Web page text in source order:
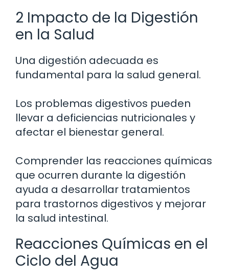
2 Impacto de la Digestión
en la Salud
Una digestión adecuada es
fundamental para la salud general.
Los problemas digestivos pueden
llevar a deficiencias nutricionales y
afectar el bienestar general.
Comprender las reacciones químicas
que ocurren durante la digestión
ayuda a desarrollar tratamientos
para trastornos digestivos y mejorar
la salud intestinal.
Reacciones Químicas en el
Ciclo del Agua